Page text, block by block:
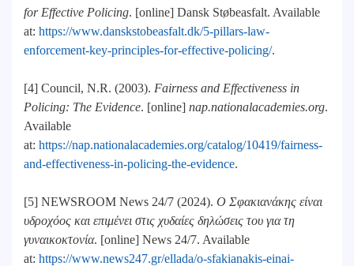
for Effective Policing. [online] Dansk Støbeasfalt. Available
at: https://www.danskstobeasfalt.dk/5-pillars-law-
enforcement-key-principles-for-effective-policing/.
‌[4] Council, N.R. (2003). Fairness and Effectiveness in
Policing: The Evidence. [online] nap.nationalacademies.org.
Available
at: https://nap.nationalacademies.org/catalog/10419/fairness-
and-effectiveness-in-policing-the-evidence.
[5] NEWSROOM News 24/7 (2024). Ο Σφακιανάκης είναι
υδροχόος και επιμένει στις χυδαίες δηλώσεις του για τη
γυναικοκτονία. [online] News 24/7. Available
at: https://www.news247.gr/ellada/o-sfakianakis-einai-